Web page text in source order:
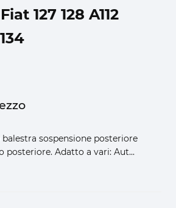
127 128 A112
sospensione posteriore
posteriore. Adatto a vari: Aut...